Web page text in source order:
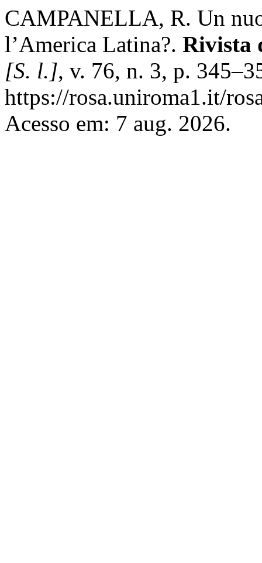
CAMPANELLA, R. Un
l’America Latina?. Rivista
[S. l.], v. 76, n. 3, p.
https://rosa.uniroma1.it/
Acesso em: 7 aug. 2026.